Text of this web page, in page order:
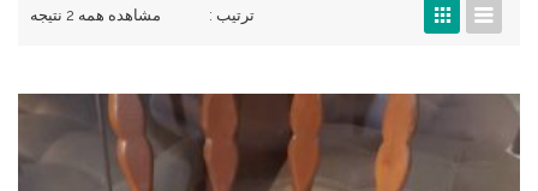
مشاهده همه 2 نتیجه ترتیب :